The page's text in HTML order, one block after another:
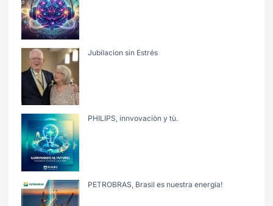
Jubilacion sin Estrés
PHILIPS, innvovaciòn y tù.
PETROBRAS, Brasil es nuestra energía!